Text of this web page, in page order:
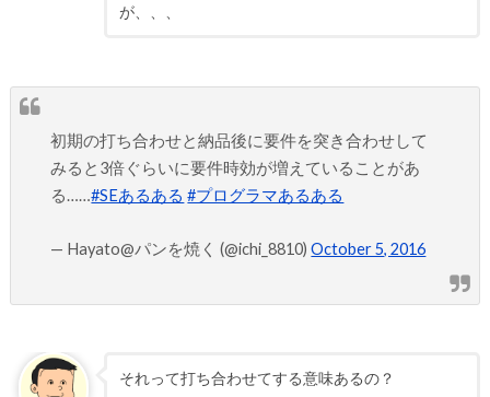
が、、、
初期の打ち合わせと納品後に要件を突き合わせして
みると3倍ぐらいに要件時効が増えていることがあ
る……#SEあるある #プログラマあるある
— Hayato@パンを焼く (@ichi_8810)October 5, 2016
それって打ち合わせてする意味あるの？